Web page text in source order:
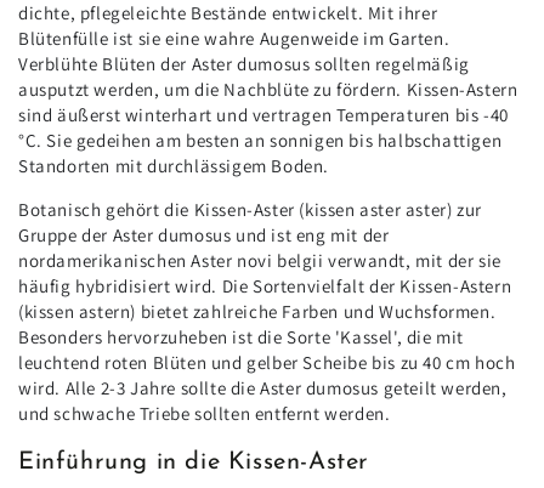
dichte, pflegeleichte Bestände entwickelt. Mit ihrer
Blütenfülle ist sie eine wahre Augenweide im Garten.
Verblühte Blüten der Aster dumosus sollten regelmäßig
ausputzt werden, um die Nachblüte zu fördern. Kissen-Astern
sind äußerst winterhart und vertragen Temperaturen bis -40
°C. Sie gedeihen am besten an sonnigen bis halbschattigen
Standorten mit durchlässigem Boden.
Botanisch gehört die Kissen-Aster (kissen aster aster) zur
Gruppe der Aster dumosus und ist eng mit der
nordamerikanischen Aster novi belgii verwandt, mit der sie
häufig hybridisiert wird. Die Sortenvielfalt der Kissen-Astern
(kissen astern) bietet zahlreiche Farben und Wuchsformen.
Besonders hervorzuheben ist die Sorte 'Kassel', die mit
leuchtend roten Blüten und gelber Scheibe bis zu 40 cm hoch
wird. Alle 2-3 Jahre sollte die Aster dumosus geteilt werden,
und schwache Triebe sollten entfernt werden.
Einführung in die Kissen-Aster